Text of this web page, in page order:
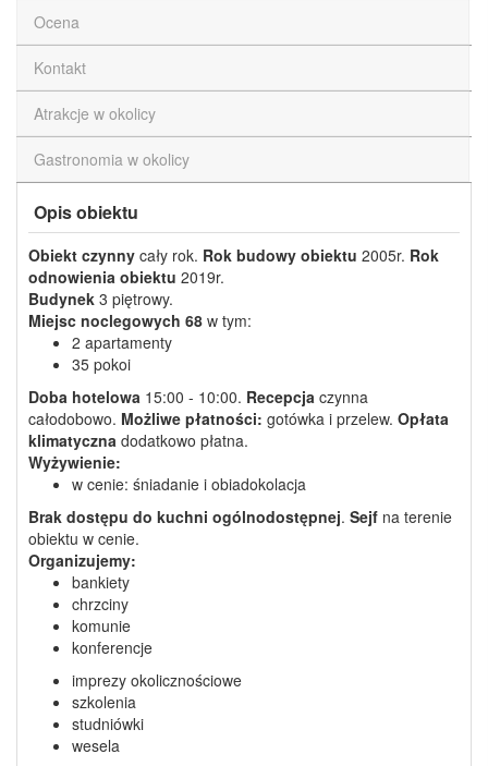
Ocena
Kontakt
Atrakcje w okolicy
Gastronomia w okolicy
Opis obiektu
Obiekt czynny cały rok. Rok budowy obiektu 2005r. Rok
odnowienia obiektu 2019r.
Budynek 3 piętrowy.
Miejsc noclegowych 68 w tym:
2 apartamenty
35 pokoi
Doba hotelowa 15:00 - 10:00. Recepcja czynna
całodobowo. Możliwe płatności: gotówka i przelew. Opłata
klimatyczna dodatkowo płatna.
Wyżywienie:
w cenie: śniadanie i obiadokolacja
Brak dostępu do kuchni ogólnodostępnej. Sejf na terenie
obiektu w cenie.
Organizujemy:
bankiety
chrzciny
komunie
konferencje
imprezy okolicznościowe
szkolenia
studniówki
wesela